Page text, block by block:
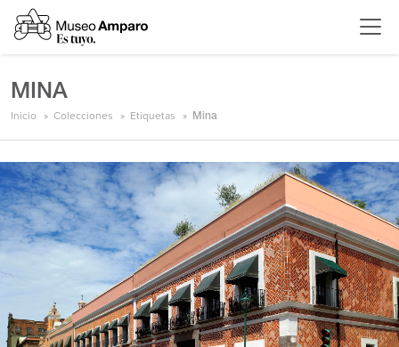
MINA
Inicio Colecciones Etiquetas Mina